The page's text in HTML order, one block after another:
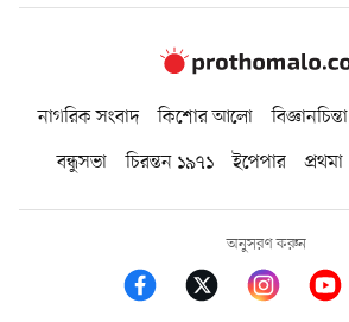
নাগরিক সংবাদ কিশোর আলো বিজ্ঞানচিন্তা
বন্ধুসভা
চিরন্তন ১৯৭১ ইপেপার প্রথমা
অনুসরণ করুন